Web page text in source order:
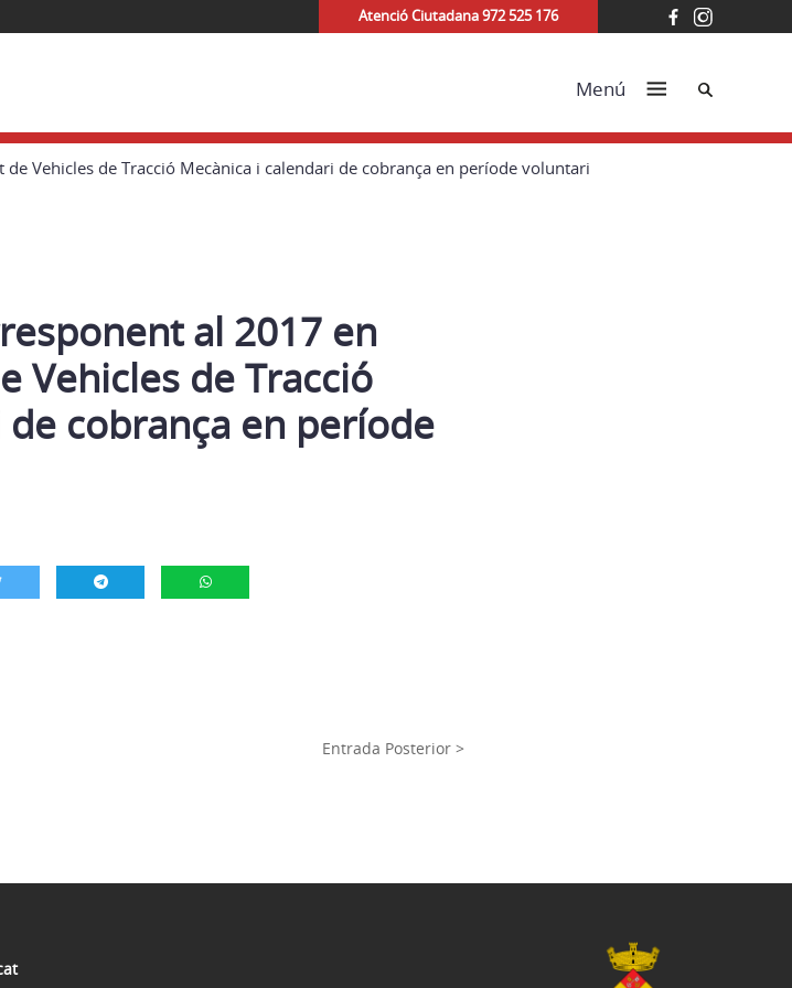
Atenció Ciutadana 972 525 176
Menú Cerca
Vehicles de Tracció Mecànica i calendari de cobrança en període voluntari
al 2017 en
Vehicles de Tracció
cobrança en període
Entrada Posterior >